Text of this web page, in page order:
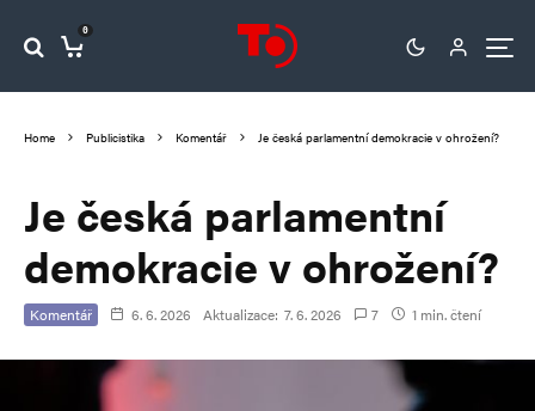
0
Home Publicistika Komentář Je česká parlamentní demokracie v ohrožení?
Je česká parlamentní
demokracie v ohrožení?
Komentář 6. 6. 2026 Aktualizace: 7. 6. 2026 7 1 min. čtení